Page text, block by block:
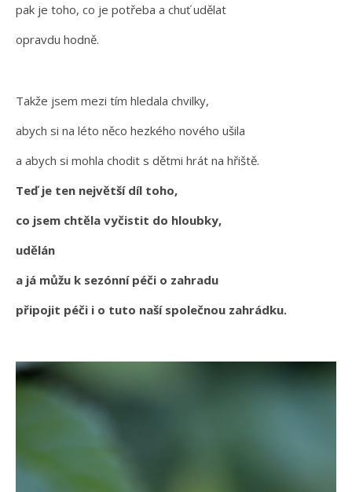
pak je toho, co je potřeba a chuť udělat
opravdu hodně.
Takže jsem mezi tím hledala chvilky,
abych si na léto něco hezkého nového ušila
a abych si mohla chodit s dětmi hrát na hřiště.
Teď je ten největší díl toho,
co jsem chtěla vyčistit do hloubky,
udělán
a já můžu k sezónní péči o zahradu
připojit péči i o tuto naší společnou zahrádku.